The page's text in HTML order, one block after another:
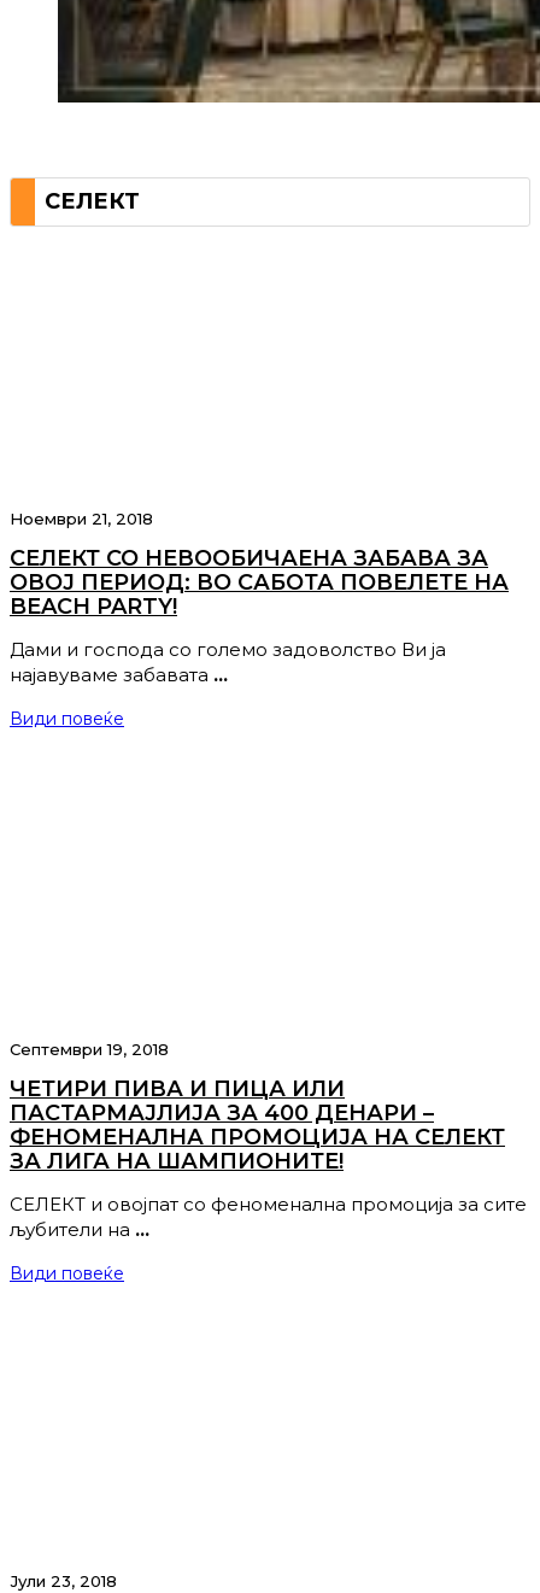
СЕЛЕКТ
Ноември 21, 2018
СЕЛЕКТ СО НЕВООБИЧАЕНА ЗАБАВА ЗА
ОВОЈ ПЕРИОД: ВО САБОТА ПОВЕЛЕТЕ НА
BEACH PARTY!
Дами и господа со големо задоволство Ви ја
најавуваме забавата …
Види повеќе
Септември 19, 2018
ЧЕТИРИ ПИВА И ПИЦА ИЛИ
ПАСТАРМАЈЛИЈА ЗА 400 ДЕНАРИ –
ФЕНОМЕНАЛНА ПРОМОЦИЈА НА СЕЛЕКТ
ЗА ЛИГА НА ШАМПИОНИТЕ!
СЕЛЕКТ и овојпат со феноменална промоција за сите
љубители на …
Види повеќе
Јули 23, 2018